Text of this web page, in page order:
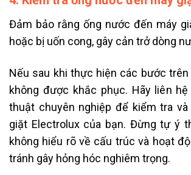
Đảm bảo rằng ống nước đến máy
hoặc bị uốn cong, gây cản trở dòng
Nếu sau khi thực hiện các bước trên
không được khắc phục. Hãy liên
thuật chuyên nghiệp để kiểm tra
giặt Electrolux của bạn. Đừng tự ý
không hiểu rõ về cấu trúc và hoạt
tránh gây hỏng hóc nghiêm trọng.